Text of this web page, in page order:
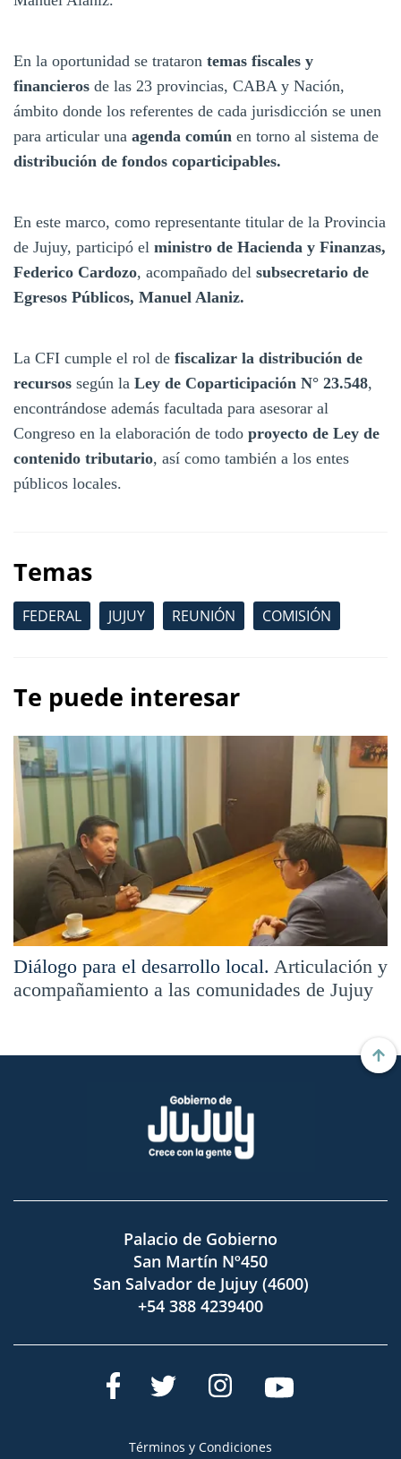
En la oportunidad se trataron temas fiscales y
financieros de las 23 provincias, CABA y Nación,
ámbito donde los referentes de cada jurisdicción se unen
para articular una agenda común en torno al sistema de
distribución de fondos coparticipables.
En este marco, como representante titular de la Provincia
de Jujuy, participó el ministro de Hacienda y Finanzas,
Federico Cardozo, acompañado del subsecretario de
Egresos Públicos, Manuel Alaniz.
La CFI cumple el rol de fiscalizar la distribución de
recursos según la Ley de Coparticipación N° 23.548,
encontrándose además facultada para asesorar al
Congreso en la elaboración de todo proyecto de Ley de
contenido tributario, así como también a los entes
públicos locales.
Temas
FEDERAL JUJUY REUNIÓN COMISIÓN
Te puede interesar
Diálogo para el desarrollo local. Articulación y
acompañamiento a las comunidades de Jujuy
Palacio de Gobierno
San Martín Nº450
San Salvador de Jujuy (4600)
+54 388 4239400
Términos y Condiciones